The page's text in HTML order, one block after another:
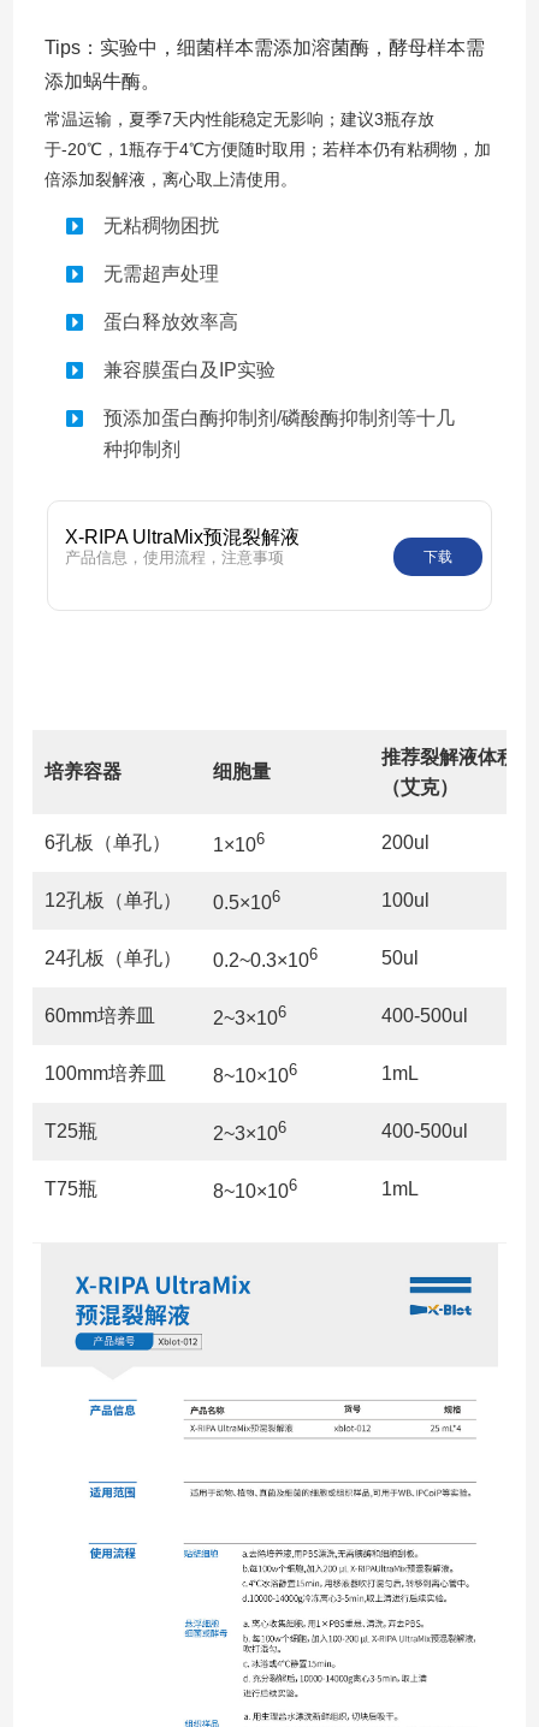
Tips：实验中，细菌样本需添加溶菌酶，酵母样本需
添加蜗牛酶。
常温运输，夏季7天内性能稳定无影响；建议3瓶存放
于-20℃，1瓶存于4℃方便随时取用；若样本仍有粘稠物，加
倍添加裂解液，离心取上清使用。
无粘稠物困扰
无需超声处理
蛋白释放效率高
兼容膜蛋白及IP实验
预添加蛋白酶抑制剂/磷酸酶抑制剂等十几
种抑制剂
X-RIPA UltraMix预混裂解液
产品信息，使用流程，注意事项 下载
培养容器 细胞量
推荐裂解液体积
（艾克）
6孔板（单孔） 1×106 200ul
12孔板（单孔） 0.5×106 100ul
24孔板（单孔） 0.2~0.3×106 50ul
60mm培养皿 2~3×106 400-500ul
100mm培养皿 8~10×106 1mL
T25瓶 2~3×106 400-500ul
T75瓶 8~10×106 1mL